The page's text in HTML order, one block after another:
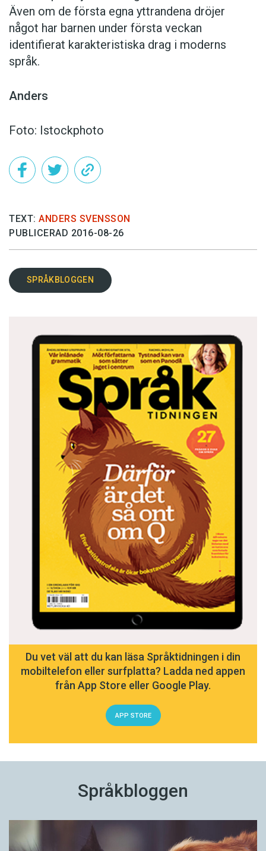
Även om de första egna yttrandena dröjer
något har barnen under första veckan
identifierat karakteristiska drag i moderns
språk.
Anders
Foto: Istockphoto
TEXT: ANDERS SVENSSON
PUBLICERAD 2016-08-26
SPRÅKBLOGGEN
Du vet väl att du kan läsa Språktidningen i din
mobiltelefon eller surfplatta? Ladda ned appen
från App Store eller Google Play.
APP STORE
Språkbloggen